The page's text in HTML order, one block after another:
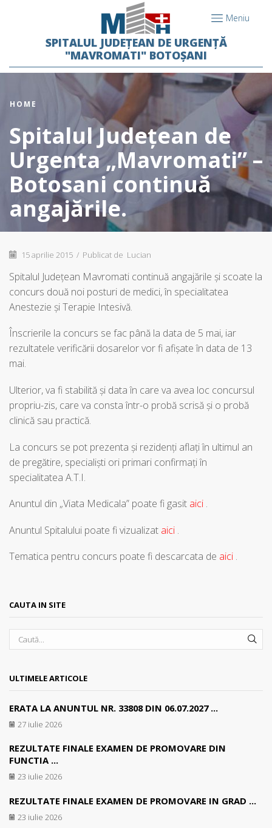
Meniu
SPITALUL JUDEȚEAN DE URGENȚĂ
"MAVROMATI" BOTOȘANI
HOME
Spitalul Judeţean de
Urgenta „Mavromati” –
Botosani continuă
angajările.
15 aprilie 2015 / Publicat de Lucian
Spitalul Judeţean Mavromati continuă angajările şi scoate la
concurs două noi posturi de medici, în specialitatea
Anestezie şi Terapie Intesivă.
Înscrierile la concurs se fac până la data de 5 mai, iar
rezultatele verificării dosarelor vor fi afişate în data de 13
mai.
Ulterior, va fi stabilită şi data în care va avea loc concursul
propriu-zis, care va consta într-o probă scrisă şi o probă
clinică sau practică.
La concurs se pot prezenta şi rezidenţi aflaţi în ultimul an
de pregătire, specialişti ori primari confirmaţi în
specialitatea A.T.I.
Anuntul din „Viata Medicala” poate fi gasit aici .
Anuntul Spitalului poate fi vizualizat aici .
Tematica pentru concurs poate fi descarcata de aici .
CAUTA IN SITE
ULTIMELE ARTICOLE
ERATA LA ANUNTUL NR. 33808 DIN 06.07.2027 ...
27 iulie 2026
REZULTATE FINALE EXAMEN DE PROMOVARE DIN
FUNCTIA ...
23 iulie 2026
REZULTATE FINALE EXAMEN DE PROMOVARE IN GRAD ...
23 iulie 2026